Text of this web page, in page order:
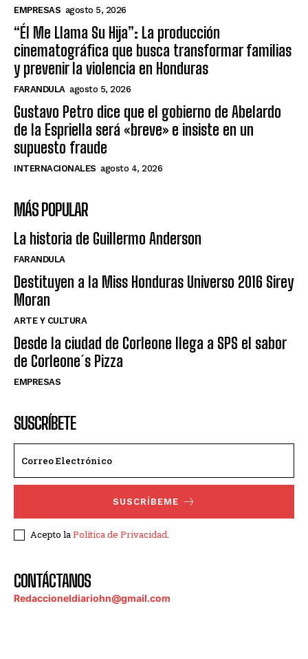
EMPRESAS agosto 5, 2026
“Él Me Llama Su Hija”: La producción
cinematográfica que busca transformar familias
y prevenir la violencia en Honduras
FARANDULA agosto 5, 2026
Gustavo Petro dice que el gobierno de Abelardo
de la Espriella será «breve» e insiste en un
supuesto fraude
INTERNACIONALES agosto 4, 2026
MÁS POPULAR
La historia de Guillermo Anderson
FARANDULA
Destituyen a la Miss Honduras Universo 2016 Sirey
Moran
ARTE Y CULTURA
Desde la ciudad de Corleone llega a SPS el sabor
de Corleone´s Pizza
EMPRESAS
SUSCRÍBETE
SUSCRÍBEME
Acepto laPolítica de Privacidad.
CONTÁCTANOS
Redaccioneldiariohn@gmail.com